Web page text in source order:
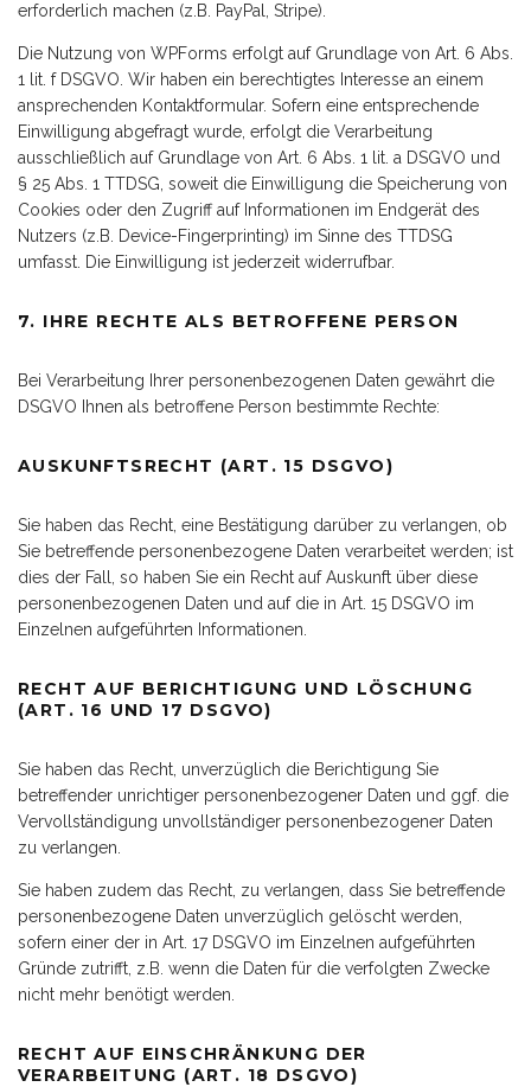
erforderlich machen (z.B. PayPal, Stripe).
Die Nutzung von WPForms erfolgt auf Grundlage von Art. 6 Abs.
1 lit. f DSGVO. Wir haben ein berechtigtes Interesse an einem
ansprechenden Kontaktformular. Sofern eine entsprechende
Einwilligung abgefragt wurde, erfolgt die Verarbeitung
ausschließlich auf Grundlage von Art. 6 Abs. 1 lit. a DSGVO und
§ 25 Abs. 1 TTDSG, soweit die Einwilligung die Speicherung von
Cookies oder den Zugriff auf Informationen im Endgerät des
Nutzers (z.B. Device-Fingerprinting) im Sinne des TTDSG
umfasst. Die Einwilligung ist jederzeit widerrufbar.
7. IHRE RECHTE ALS BETROFFENE PERSON
Bei Verarbeitung Ihrer personenbezogenen Daten gewährt die
DSGVO Ihnen als betroffene Person bestimmte Rechte:
AUSKUNFTSRECHT (ART. 15 DSGVO)
Sie haben das Recht, eine Bestätigung darüber zu verlangen, ob
Sie betreffende personenbezogene Daten verarbeitet werden; ist
dies der Fall, so haben Sie ein Recht auf Auskunft über diese
personenbezogenen Daten und auf die in Art. 15 DSGVO im
Einzelnen aufgeführten Informationen.
RECHT AUF BERICHTIGUNG UND LÖSCHUNG
(ART. 16 UND 17 DSGVO)
Sie haben das Recht, unverzüglich die Berichtigung Sie
betreffender unrichtiger personenbezogener Daten und ggf. die
Vervollständigung unvollständiger personenbezogener Daten
zu verlangen.
Sie haben zudem das Recht, zu verlangen, dass Sie betreffende
personenbezogene Daten unverzüglich gelöscht werden,
sofern einer der in Art. 17 DSGVO im Einzelnen aufgeführten
Gründe zutrifft, z.B. wenn die Daten für die verfolgten Zwecke
nicht mehr benötigt werden.
RECHT AUF EINSCHRÄNKUNG DER
VERARBEITUNG (ART. 18 DSGVO)